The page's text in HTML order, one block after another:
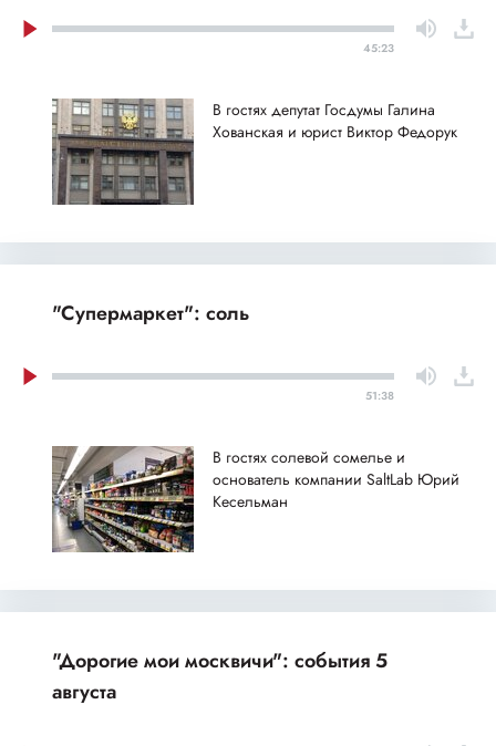
45:23
В гостях депутат Госдумы Галина
Хованская и юрист Виктор Федорук
"Супермаркет": соль
51:38
В гостях солевой сомелье и
основатель компании SaltLab Юрий
Кесельман
"Дорогие мои москвичи": события 5
августа